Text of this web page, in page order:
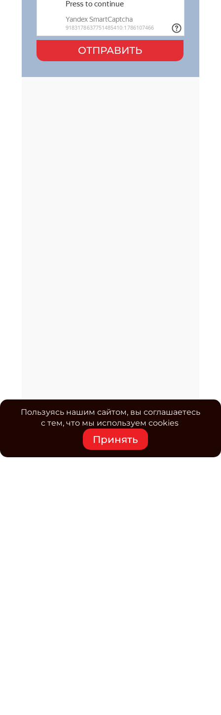
ОТПРАВИТЬ
Пользуясь нашим сайтом, вы соглашаетесь
с тем, что мы используем cookies
Принять